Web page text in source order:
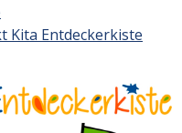
Kita Entdeckerkiste